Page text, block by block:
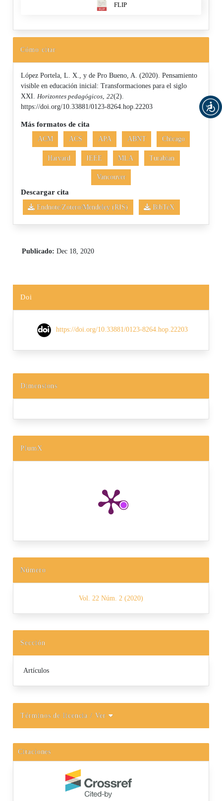
FLIP
Cómo citar
López Portela, L. X., y de Pro Bueno, A. (2020). Pensamiento
visible en educación inicial: Transformaciones para el siglo
XXI. Horizontes pedagógicos ,22(2).
https://doi.org/10.33881/0123-8264.hop.22203
Más formatos de cita
ACM ACS APA ABNT Chicago
Harvard IEEE MLA Turabian
Vancouver
Descargar cita
Endnote/Zotero/Mendeley (RIS) BibTeX
Publicado: Dec 18, 2020
Doi
https://doi.org/10.33881/0123-8264.hop.22203
Dimensions
PlumX
Número
Vol. 22 Núm. 2 (2020)
Sección
Artículos
Términos de licencia/ Ver
Citaciones